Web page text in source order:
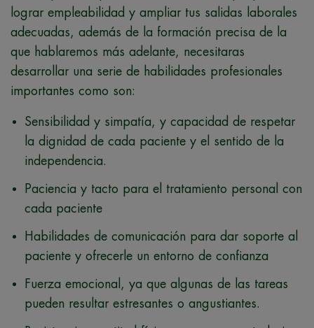
lograr empleabilidad y ampliar tus salidas laborales
adecuadas, además de la formación precisa de la
que hablaremos más adelante, necesitaras
desarrollar una serie de habilidades profesionales
importantes como son:
Sensibilidad y simpatía, y capacidad de respetar
la dignidad de cada paciente y el sentido de la
independencia.
Paciencia y tacto para el tratamiento personal con
cada paciente
Habilidades de comunicación para dar soporte al
paciente y ofrecerle un entorno de confianza
Fuerza emocional, ya que algunas de las tareas
pueden resultar estresantes o angustiantes.